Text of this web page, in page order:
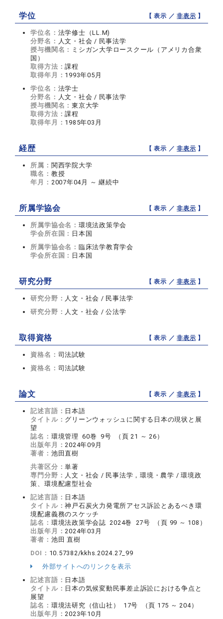
学位 【 表示 ／非表示 】
学位名： 法学修士（LL.M)
分野名： 人文・社会 / 民事法学
授与機関名： ミシガン大学ロースクール（アメリカ合衆
国）
取得方法：課程
取得年月： 1993年05月
学位名： 法学士
分野名： 人文・社会 / 民事法学
授与機関名：東京大学
取得方法：課程
取得年月： 1985年03月
経歴 【 表示 ／非表示 】
所属： 関西学院大学
職名： 教授
年月： 2007年04月 ～ 継続中
所属学協会 【 表示 ／非表示 】
所属学協会名： 環境法政策学会
学会所在国： 日本国
所属学協会名： 臨床法学教育学会
学会所在国： 日本国
研究分野 【 表示 ／非表示 】
研究分野： 人文・社会 / 民事法学
研究分野： 人文・社会 / 公法学
取得資格 【 表示 ／非表示 】
資格名： 司法試験
資格名： 司法試験
論文 【 表示 ／非表示 】
記述言語： 日本語
タイトル： グリーンウォッシュに関する日本の現状と展
望
誌名： 環境管理 60巻 9号 （頁 21 ～ 26）
出版年月：2024年09月
著者： 池田直樹
共著区分：単著
専門分野： 人文・社会 / 民事法学，環境・農学 / 環境政
策、環境配慮型社会
記述言語： 日本語
タイトル：神戸石炭火力発電所アセス訴訟とあるべき環
境配慮義務のスケッチ
誌名： 環境法政策学会誌 2024巻 27号 （頁 99 ～ 108）
出版年月：2024年03月
著者： 池田 直樹
DOI： 10.57382/kkhs.2024.27_99
外部サイトへのリンクを表示
記述言語： 日本語
タイトル： 日本の気候変動民事差止訴訟における争点と
展望
誌名： 環境法研究（信山社） 17号 （頁 175 ～ 204）
出版年月：2023年10月